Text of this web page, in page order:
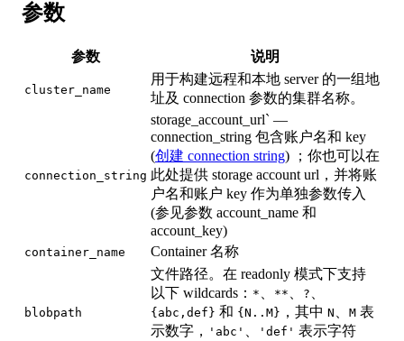
参数
参数 说明
cluster_name
用于构建远程和本地 server 的一组地
址及 connection 参数的集群名称。
connection_string
storage_account_url` —
connection_string 包含账户名和 key
(创建 connection string) ；你也可以在
此处提供 storage account url，并将账
户名和账户 key 作为单独参数传入
(参见参数 account_name 和
account_key)
container_name Container 名称
blobpath
文件路径。在 readonly 模式下支持
以下 wildcards： * ** ?
{abc,def} 和 {N..M} ，其中 N M 表
示数字，
'abc' 'def' 表示字符